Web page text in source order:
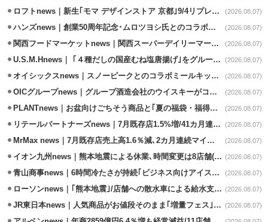
ロフトnews｜新生｢モマ デザインストア 京都｣9/4リプレイスオープン (2026.08.07)
ハンズnews｜創業50周年記念･ムロツヨシ氏とのコラボ企画｢ムロハンズ｣開催 (2026.08.07)
関西フードマーケットnews｜関西スーパーデイリーマート蒲生店8/7改装 (2026.08.07)
U.S.M.Hnews｜ ｢４種だしの国産むね塩唐揚げ｣をグループ610店で共同販促 (2026.08.07)
オイシックスnews｜スノーピークとのコラボミールキット8/13発売 (2026.08.07)
OICグループnews｜グループ酒造会社のウイスキーがコンペティション受賞 (2026.08.07)
PLANTnews｜お盆向けごちそう商品と｢夏の福袋・福得カート｣8/8から開催 (2026.08.07)
リテールパートナーズnews｜7月既存店1.5%増/41カ月連続増 (2026.08.07)
MrMax news｜7月既存店売上高1.6％減､2カ月連続マイナス (2026.08.07)
イオン九州news｜熊本地震による休業､時間変更は8店舗(8/7時点) (2026.08.07)
青山商事news｜6時間冷たさが持続｢ビジネス向けアイスベスト｣発売 (2026.08.07)
ローソンnews｜｢熊本地震｣/店舗への散水車による給水支援を開始 (2026.08.07)
JR東日本news｜人気商品がお値段そのまま｢増量フェス｣8/18から開催 (2026.08.07)